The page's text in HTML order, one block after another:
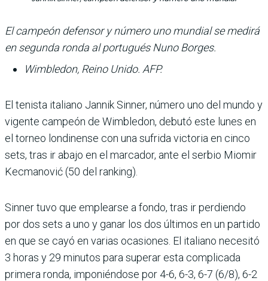
El campeón defensor y número uno mundial se medirá
en segunda ronda al portugués Nuno Borges.
Wimbledon, Reino Unido. AFP.
El tenista italiano Jannik Sinner, número uno del mundo y
vigente campeón de Wimbledon, debutó este lunes en
el torneo londi­nense con una sufrida vic­toria en cinco
sets, tras ir abajo en el marcador, ante el serbio Miomir
Kecmano­vić (50 del ranking).
Sinner tuvo que emplearse a fondo, tras ir perdiendo
por dos sets a uno y ganar los dos últimos en un partido
en que se cayó en varias ocasiones. El italiano necesitó
3 horas y 29 minutos para superar esta complicada
primera ronda, imponiéndose por 4-6, 6-3, 6-7 (6/8), 6-2